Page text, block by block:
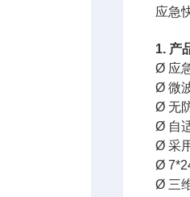
应急
1. 产
Ø 应
Ø 微
Ø 无
Ø 自
Ø 采
Ø
Ø 三